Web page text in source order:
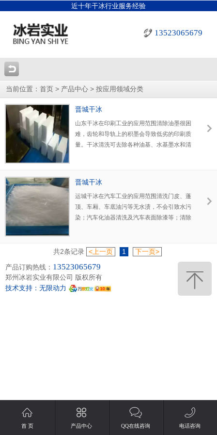
近十年干冰行业服务经验
13523065679
当前位置： 首页 > 产品中心 > 按应用领域分类
晋城干冰
山东干冰在印刷工业的应用范围清除油墨很困
难，齿轮和导轨上的积墨会导致低劣的印刷质
量。干冰清洗可去除各种油基、水基墨水和清
晋城干冰
运城干冰在汽车工业的应用范围清洗门皮、蓬
顶、车厢、车底油污等无水渍，不会引致水污
染；汽车化油器清洗及汽车表面除漆等；清除
害。干冰清洗可以在10分钟以内彻底解决积碳
共2条记录 <上一页 1 下一页>
产品订购热线： 13523065679
郑州冰岩实业有限公司 版权所有
技术支持：无限动力
首 页 产品中心 QQ在线咨询 电话咨询